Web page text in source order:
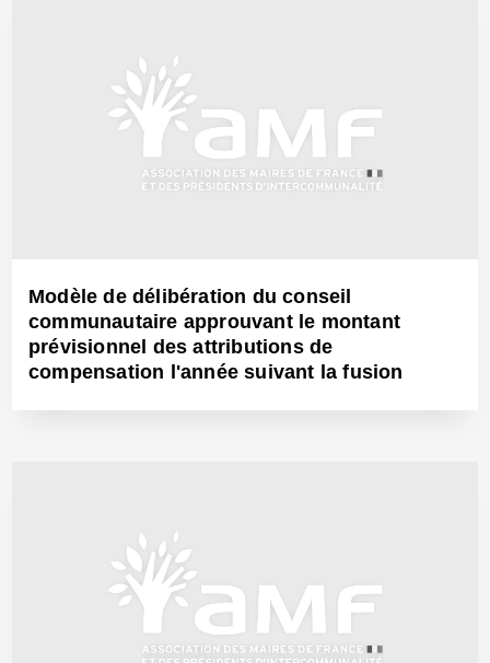
Modèle de délibération du conseil
communautaire approuvant le montant
prévisionnel des attributions de
compensation l'année suivant la fusion